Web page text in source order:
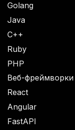
Golang
Java
C++
Ruby
PHP
Веб-фреймворки
React
Angular
FastAPI